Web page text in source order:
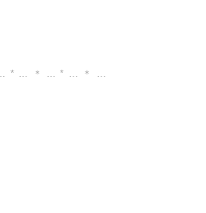
* … ＊ … * … ＊ …